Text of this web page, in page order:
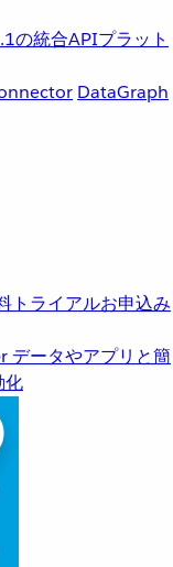
の統合APIプラット
DataGraph
ライアルお申込み
データやアプリと簡
化